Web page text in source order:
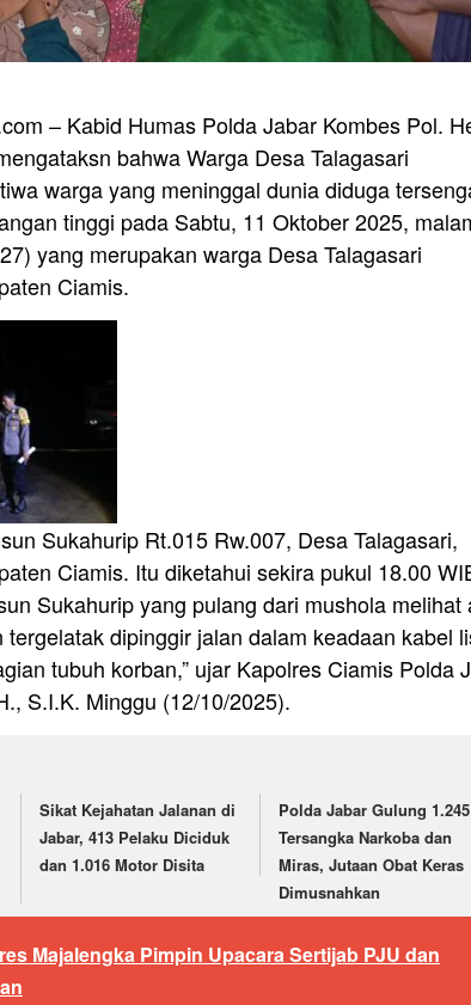
– Kabid Humas Polda Jabar Kombes Pol.
bahwa Warga Desa Talagasari
warga yang meninggal dunia diduga
tinggi pada Sabtu, 11 Oktober 2025,
yang merupakan warga Desa Talagasari
Ciamis.
Sukahurip Rt.015 Rw.007, Desa Talagasari,
Ciamis. Itu diketahui sekira pukul 18.00
Sukahurip yang pulang dari mushola melihat
dipinggir jalan dalam keadaan kabel
tubuh korban,” ujar Kapolres Ciamis Polda
S.I.K. Minggu (12/10/2025).
Sikat Kejahatan Jalanan di
Jabar, 413 Pelaku Diciduk
dan 1.016 Motor Disita
Polda Jabar Gulung 1.245
Tersangka Narkoba dan
Miras, Jutaan Obat Keras
Dimusnahkan
Majalengka Pimpin Upacara Sertijab PJU dan